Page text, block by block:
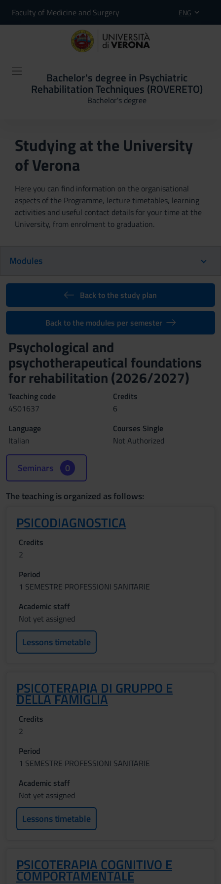
Faculty of Medicine and Surgery ENG
Bachelor's degree in Psychiatric
Rehabilitation Techniques (ROVERETO)
Bachelor's degree
Studying at the University
of Verona
Here you can find information on the organisational
aspects of the Programme, lecture timetables, learning
activities and useful contact details for your time at the
University, from enrolment to graduation.
Modules
Back to the study plan
Back to the modules per semester
Psychological and
psychotherapeutical foundations
for rehabilitation (2026/2027)
Teaching code
4S01637
Credits
6
Language
Italian
Courses Single
Not Authorized
Seminars 0
The teaching is organized as follows:
PSICODIAGNOSTICA
Credits
2
Period
1 SEMESTRE PROFESSIONI SANITARIE
Academic staff
Not yet assigned
Lessons timetable
PSICOTERAPIA DI GRUPPO E
DELLA FAMIGLIA
Credits
2
Period
1 SEMESTRE PROFESSIONI SANITARIE
Academic staff
Not yet assigned
Lessons timetable
PSICOTERAPIA COGNITIVO E
COMPORTAMENTALE